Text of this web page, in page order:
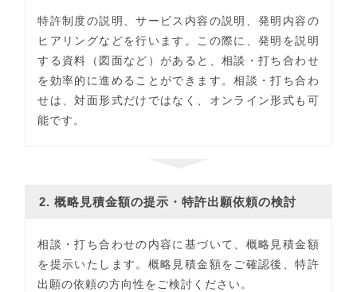
特許制度の説明、サービス内容の説明、発明内容の
ヒアリングなどを行います。この際に、発明を説明
する資料（図面など）があると、相談・打ち合わせ
を効率的に進めることができます。相談・打ち合わ
せは、対面形式だけではなく、オンライン形式も可
能です。
2. 概略見積金額の提示・特許出願依頼の検討
相談・打ち合わせの内容に基づいて、概略見積金額
を提示いたします。概略見積金額をご確認後、特許
出願の依頼の方向性をご検討ください。